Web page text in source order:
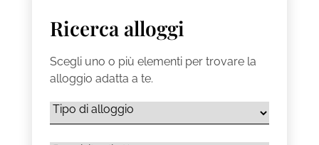
Ricerca alloggi
Scegli uno o più elementi per trovare la
alloggio adatta a te.